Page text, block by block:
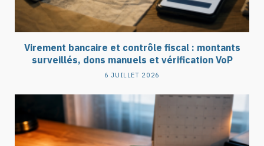
Virement bancaire et contrôle fiscal : montants
surveillés, dons manuels et vérification VoP
6 JUILLET 2026